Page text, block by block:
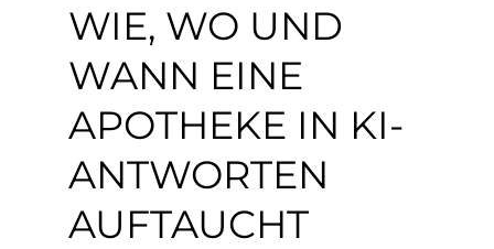
WIE, WO UND
WANN EINE
APOTHEKE IN KI-
ANTWORTEN
AUFTAUCHT